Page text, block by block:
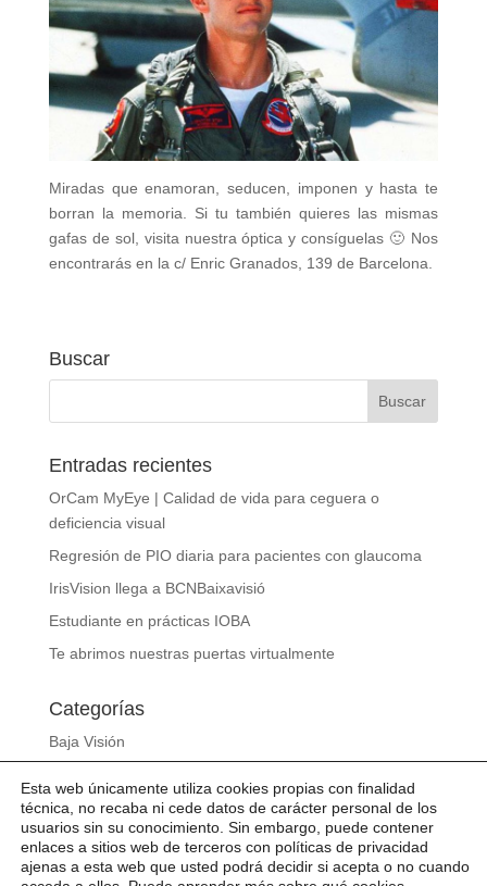
Miradas que enamoran, seducen, imponen y hasta te
borran la memoria. Si tu también quieres las mismas
gafas de sol, visita nuestra óptica y consíguelas 🙂 Nos
encontrarás en la c/ Enric Granados, 139 de Barcelona.
Buscar
Entradas recientes
OrCam MyEye | Calidad de vida para ceguera o
deficiencia visual
Regresión de PIO diaria para pacientes con glaucoma
IrisVision llega a BCNBaixavisió
Estudiante en prácticas IOBA
Te abrimos nuestras puertas virtualmente
Categorías
Baja Visión
Noticias
Sin categoría
Slideshow
Esta web únicamente utiliza cookies propias con finalidad
técnica, no recaba ni cede datos de carácter personal de los
usuarios sin su conocimiento. Sin embargo, puede contener
enlaces a sitios web de terceros con políticas de privacidad
ajenas a esta web que usted podrá decidir si acepta o no cuando